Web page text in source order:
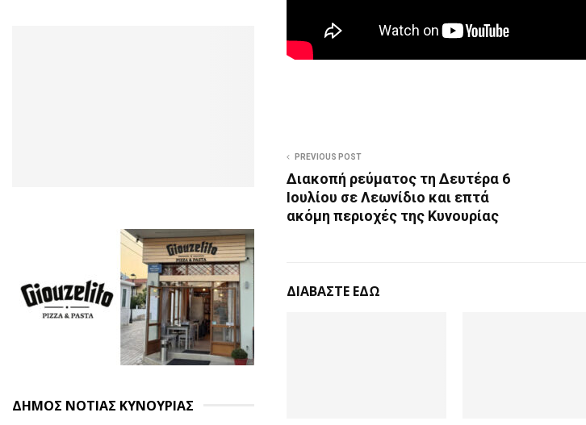
PREVIOUS POST
Διακοπή ρεύματος τη Δευτέρα 6
Ιουλίου σε Λεωνίδιο και επτά
ακόμη περιοχές της Κυνουρίας
ΔΙΑΒΑΣΤΕ ΕΔΩ
ΔΗΜΟΣ ΝΟΤΙΑΣ ΚΥΝΟΥΡΙΑΣ